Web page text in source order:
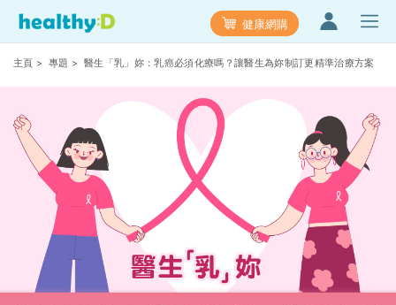
健康網購
主頁 > 專題 > 醫生「乳」妳：乳癌必須化療嗎？讓醫生為妳制訂更精準治療方案